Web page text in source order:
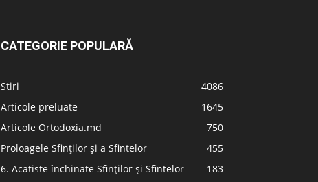
CATEGORIE POPULARĂ
Stiri
4086
Articole preluate
1645
Articole Ortodoxia.md
750
Proloagele Sfinților și a Sfintelor
455
6. Acatiste închinate Sfinților și Sfintelor
183